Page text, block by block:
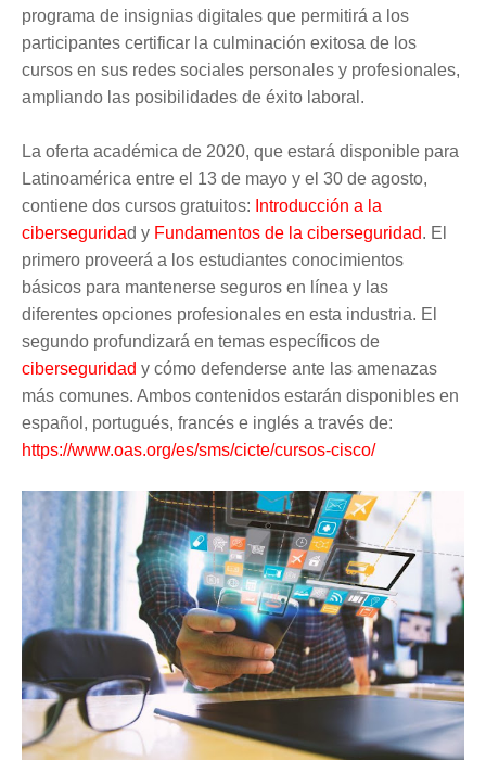
programa de insignias digitales que permitirá a los
participantes certificar la culminación exitosa de los
cursos en sus redes sociales personales y profesionales,
ampliando las posibilidades de éxito laboral.
La oferta académica de 2020, que estará disponible para
Latinoamérica entre el 13 de mayo y el 30 de agosto,
contiene dos cursos gratuitos: Introducción a la
ciberseguridad y Fundamentos de la ciberseguridad. El
primero proveerá a los estudiantes conocimientos
básicos para mantenerse seguros en línea y las
diferentes opciones profesionales en esta industria. El
segundo profundizará en temas específicos de
ciberseguridad y cómo defenderse ante las amenazas
más comunes. Ambos contenidos estarán disponibles en
español, portugués, francés e inglés a través de:
https://www.oas.org/es/sms/cicte/cursos-cisco/